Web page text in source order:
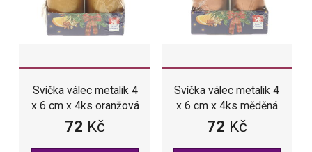
Svíčka válec metalik 4
x 6 cm x 4ks oranžová
72 Kč
Svíčka válec metalik 4
x 6 cm x 4ks měděná
72 Kč